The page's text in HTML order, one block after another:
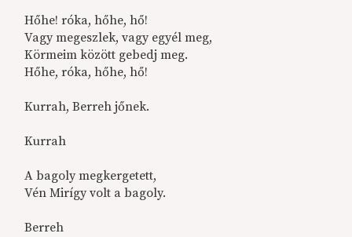
Hőhe! róka, hőhe, hő!
Vagy megeszlek, vagy egyél meg,
Körmeim között gebedj meg.
Hőhe, róka, hőhe, hő!
Kurrah, Berreh jőnek.
Kurrah
A bagoly megkergetett,
Vén Mirígy volt a bagoly.
Berreh